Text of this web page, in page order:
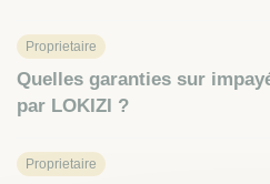
Proprietaire
Quelles garanties sur
par LOKIZI ?
Proprietaire